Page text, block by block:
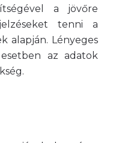
a jövőre
tenni a
alapján. Lényeges
az adatok